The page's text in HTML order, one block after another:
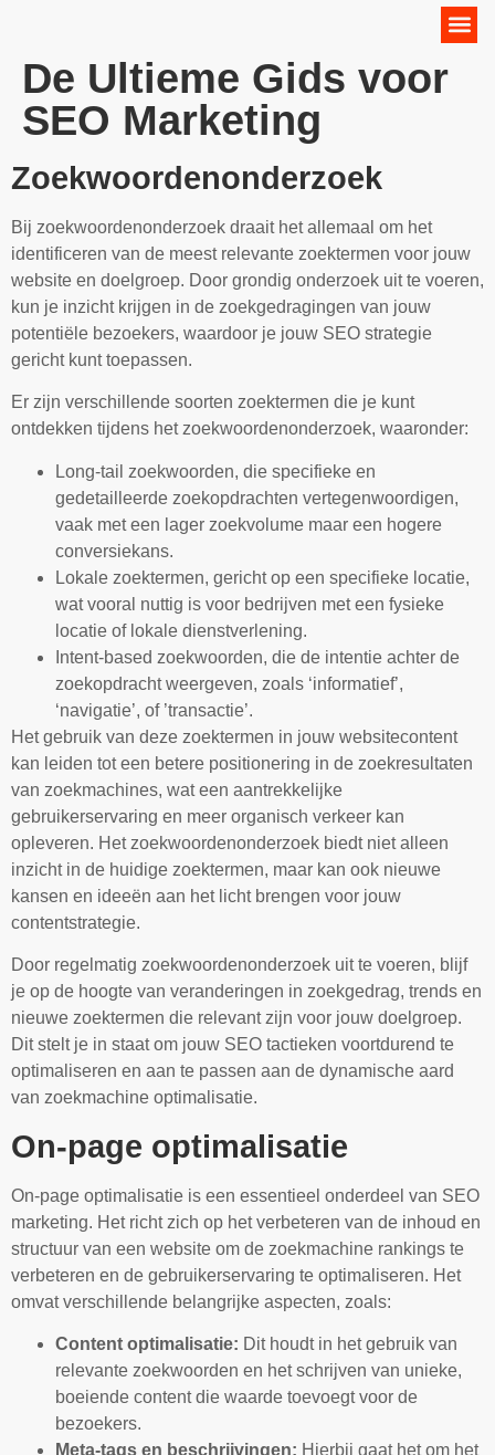
De Ultieme Gids voor
SEO Marketing
Zoekwoordenonderzoek
Bij zoekwoordenonderzoek draait het allemaal om het
identificeren van de meest relevante zoektermen voor jouw
website en doelgroep. Door grondig onderzoek uit te voeren,
kun je inzicht krijgen in de zoekgedragingen van jouw
potentiële bezoekers, waardoor je jouw SEO strategie
gericht kunt toepassen.
Er zijn verschillende soorten zoektermen die je kunt
ontdekken tijdens het zoekwoordenonderzoek, waaronder:
Long-tail zoekwoorden, die specifieke en
gedetailleerde zoekopdrachten vertegenwoordigen,
vaak met een lager zoekvolume maar een hogere
conversiekans.
Lokale zoektermen, gericht op een specifieke locatie,
wat vooral nuttig is voor bedrijven met een fysieke
locatie of lokale dienstverlening.
Intent-based zoekwoorden, die de intentie achter de
zoekopdracht weergeven, zoals ‘informatief’,
‘navigatie’, of ’transactie’.
Het gebruik van deze zoektermen in jouw websitecontent
kan leiden tot een betere positionering in de zoekresultaten
van zoekmachines, wat een aantrekkelijke
gebruikerservaring en meer organisch verkeer kan
opleveren. Het zoekwoordenonderzoek biedt niet alleen
inzicht in de huidige zoektermen, maar kan ook nieuwe
kansen en ideeën aan het licht brengen voor jouw
contentstrategie.
Door regelmatig zoekwoordenonderzoek uit te voeren, blijf
je op de hoogte van veranderingen in zoekgedrag, trends en
nieuwe zoektermen die relevant zijn voor jouw doelgroep.
Dit stelt je in staat om jouw SEO tactieken voortdurend te
optimaliseren en aan te passen aan de dynamische aard
van zoekmachine optimalisatie.
On-page optimalisatie
On-page optimalisatie is een essentieel onderdeel van SEO
marketing. Het richt zich op het verbeteren van de inhoud en
structuur van een website om de zoekmachine rankings te
verbeteren en de gebruikerservaring te optimaliseren. Het
omvat verschillende belangrijke aspecten, zoals:
Content optimalisatie: Dit houdt in het gebruik van
relevante zoekwoorden en het schrijven van unieke,
boeiende content die waarde toevoegt voor de
bezoekers.
Meta-tags en beschrijvingen: Hierbij gaat het om het